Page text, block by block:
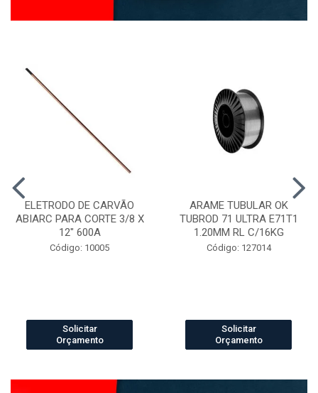
ELETRODO DE CARVÃO
ABIARC PARA CORTE 3/8 X
12" 600A
Código: 10005
Solicitar
Orçamento
ARAME TUBULAR OK
TUBROD 71 ULTRA E71T1
1.20MM RL C/16KG
Código: 127014
Solicitar
Orçamento